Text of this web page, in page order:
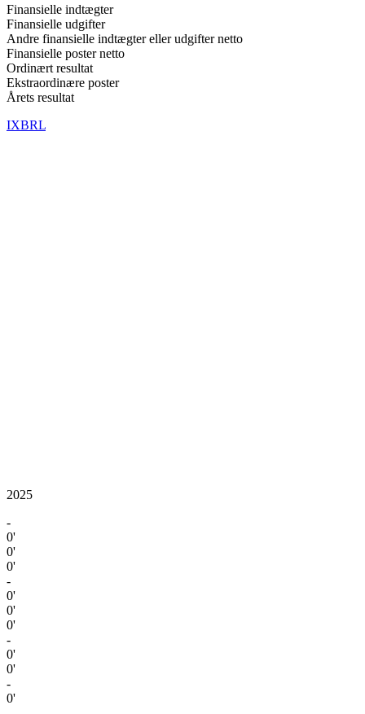
Finansielle indtægter
Finansielle udgifter
Andre finansielle indtægter eller udgifter netto
Finansielle poster netto
Ordinært resultat
Ekstraordinære poster
Årets resultat
IXBRL
2025
-
0'
0'
0'
-
0'
0'
0'
-
0'
0'
-
0'